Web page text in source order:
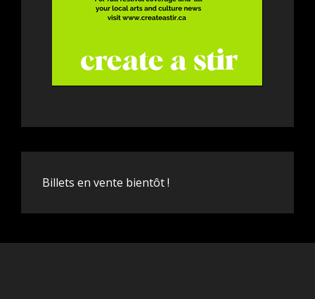
Billets en vente bientôt !